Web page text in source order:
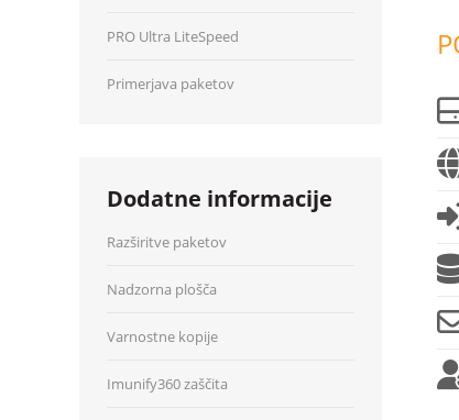
PRO Ultra LiteSpeed
Primerjava paketov
Dodatne informacije
Razširitve paketov
Nadzorna plošča
Varnostne kopije
Imunify360 zaščita